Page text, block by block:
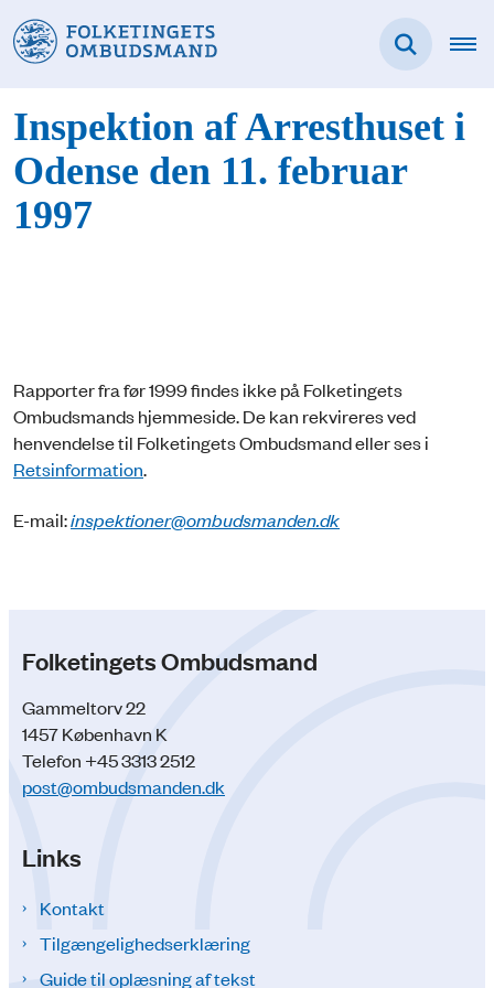
Inspektion af Arresthuset i
Odense den 11. februar
1997
Rapporter fra før 1999 findes ikke på Folketingets
Ombudsmands hjemmeside. De kan rekvireres ved
henvendelse til Folketingets Ombudsmand eller ses i
Retsinformation.
E-mail:inspektioner@ombudsmanden.dk
Folketingets Ombudsmand
Gammeltorv 22
1457 København K
Telefon +45 3313 2512
post@ombudsmanden.dk
Links
Kontakt
Tilgængelighedserklæring
Guide til oplæsning af tekst